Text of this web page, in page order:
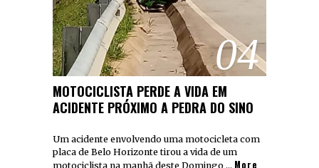
04
MOTOCICLISTA PERDE A VIDA EM
ACIDENTE PRÓXIMO A PEDRA DO SINO
Um acidente envolvendo uma motocicleta com
placa de Belo Horizonte tirou a vida de um
motociclista na manhã deste Domingo … More